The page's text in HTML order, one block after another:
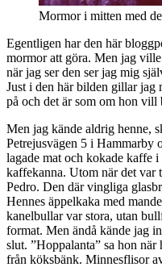
Mormor i mitten med
Egentligen har den här
mormor att göra. Men jag
när jag ser den ser jag mig
Just i den här bilden gillar
på och det är som om hon vill
Men jag kände aldrig henne,
Petrejusvägen 5 i Hammarby
lagade mat och kokade kaffe
kaffekanna. Utom när det var
Pedro. Den där vingliga
Hennes äppelkaka med
kanelbullar var stora, utan
format. Men ändå kände jag
slut. ”Hoppalanta” sa hon
från köksbänk. Minnesflisor